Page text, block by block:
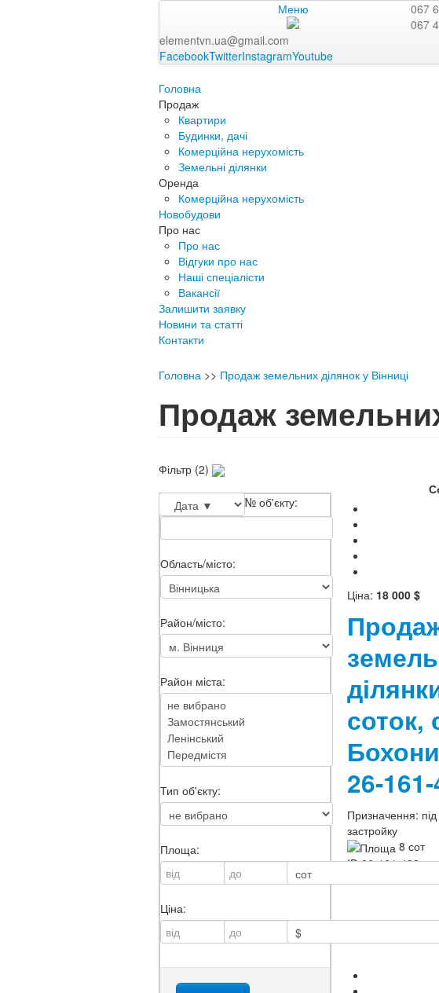
Меню
067
067
elementvn.ua@gmail.com
FacebookTwitterInstagramYoutube
Головна
Продаж
Квартири
Будинки, дачі
Комерційна нерухомість
Земельні ділянки
Оренда
Комерційна нерухомість
Новобудови
Про нас
Про нас
Відгуки про нас
Наші спеціалісти
Вакансії
Залишити заявку
Новини та статті
Контакти
Головна >> Продаж земельних ділянок у Вінниці
Продаж
Фільтр (2)
№ об'єкту:
Область/місто:
Район/місто:
Район міста:
Тип об'єкту:
Площа:
Ціна:
Ціна: 18 000 $
соток,
26-
Призначення:
застройку
8 сот
ID26-161-488